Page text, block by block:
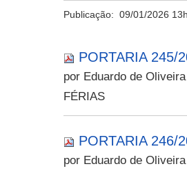
Publicação: 09/01/2026
PORTARIA 245/
por Eduardo de
FÉRIAS
PORTARIA 246/
por Eduardo de